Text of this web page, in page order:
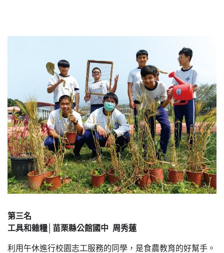
第三名
工具和雜糧│苗栗縣公館國中 周秀蓮
利用午休進行校園志工服務的同學，是食農教育的好幫手。